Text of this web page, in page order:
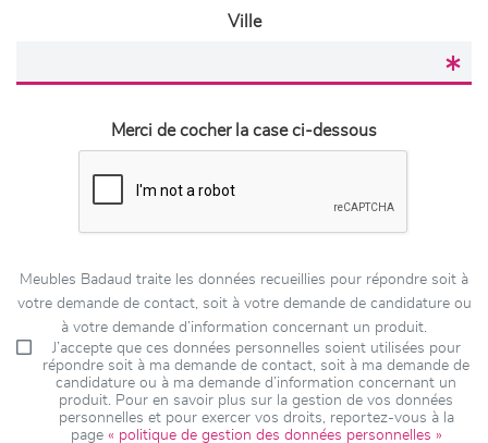
Ville
Merci de cocher la case ci-dessous
Meubles Badaud traite les données recueillies pour répondre soit à
votre demande de contact, soit à votre demande de candidature ou
à votre demande d’information concernant un produit.
J’accepte que ces données personnelles soient utilisées pour
répondre soit à ma demande de contact, soit à ma demande de
candidature ou à ma demande d’information concernant un
produit. Pour en savoir plus sur la gestion de vos données
personnelles et pour exercer vos droits, reportez-vous à la
page « politique de gestion des données personnelles »